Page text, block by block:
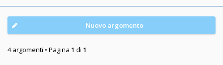
Nuovo argomento
4 argomenti • Pagina 1 di 1